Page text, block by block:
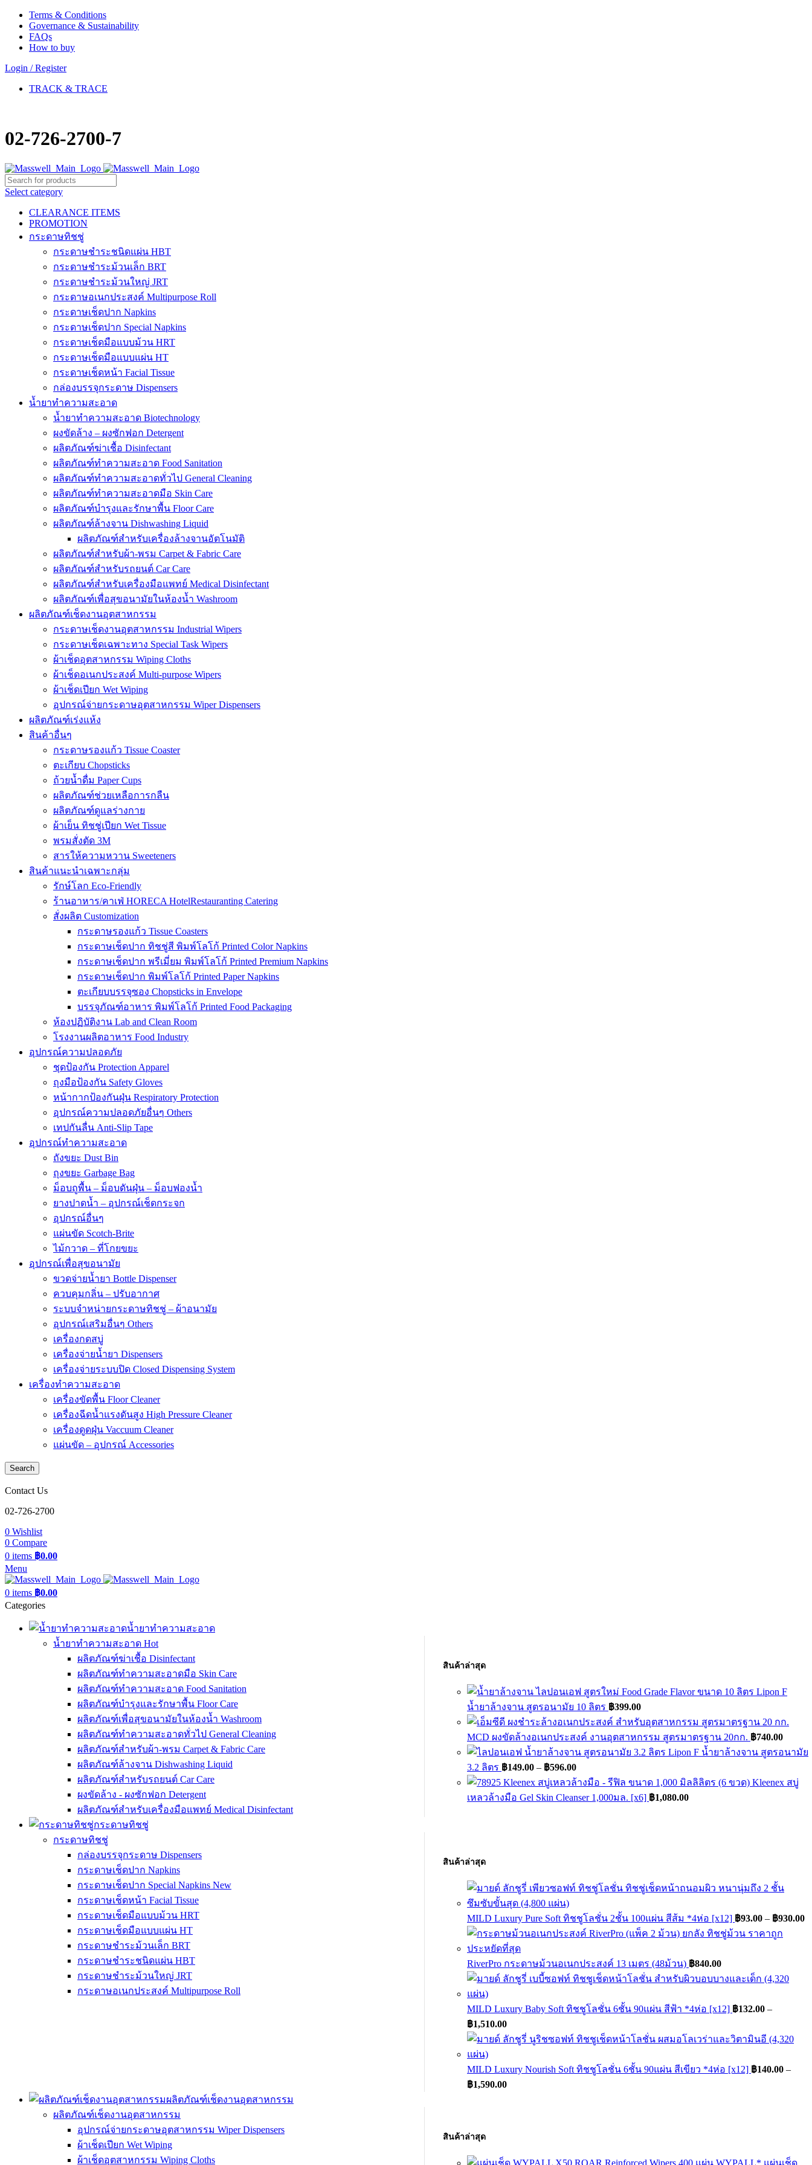
Terms & Conditions
Governance & Sustainability
FAQs
How to buy
Login / Register
TRACK & TRACE
02-726-2700-7
Select category
CLEARANCE ITEMS
PROMOTION
กระดาษทิชชู่
กระดาษชำระชนิดแผ่น HBT
กระดาษชำระม้วนเล็ก BRT
กระดาษชำระม้วนใหญ่ JRT
กระดาษอเนกประสงค์ Multipurpose Roll
กระดาษเช็ดปาก Napkins
กระดาษเช็ดปาก Special Napkins
กระดาษเช็ดมือแบบม้วน HRT
กระดาษเช็ดมือแบบแผ่น HT
กระดาษเช็ดหน้า Facial Tissue
กล่องบรรจุกระดาษ Dispensers
น้ำยาทำความสะอาด
น้ำยาทำความสะอาด Biotechnology
ผงขัดล้าง – ผงซักฟอก Detergent
ผลิตภัณฑ์ฆ่าเชื้อ Disinfectant
ผลิตภัณฑ์ทำความสะอาด Food Sanitation
ผลิตภัณฑ์ทำความสะอาดทั่วไป General Cleaning
ผลิตภัณฑ์ทำความสะอาดมือ Skin Care
ผลิตภัณฑ์บำรุงและรักษาพื้น Floor Care
ผลิตภัณฑ์ล้างจาน Dishwashing Liquid
ผลิตภัณฑ์สำหรับเครื่องล้างจานอัตโนมัติ
ผลิตภัณฑ์สำหรับผ้า-พรม Carpet & Fabric Care
ผลิตภัณฑ์สำหรับรถยนต์ Car Care
ผลิตภัณฑ์สำหรับเครื่องมือแพทย์ Medical Disinfectant
ผลิตภัณฑ์เพื่อสุขอนามัยในห้องน้ำ Washroom
ผลิตภัณฑ์เช็ดงานอุตสาหกรรม
กระดาษเช็ดงานอุตสาหกรรม Industrial Wipers
กระดาษเช็ดเฉพาะทาง Special Task Wipers
ผ้าเช็ดอุตสาหกรรม Wiping Cloths
ผ้าเช็ดอเนกประสงค์ Multi-purpose Wipers
ผ้าเช็ดเปียก Wet Wiping
อุปกรณ์จ่ายกระดาษอุตสาหกรรม Wiper Dispensers
ผลิตภัณฑ์เร่งแห้ง
สินค้าอื่นๆ
กระดาษรองแก้ว Tissue Coaster
ตะเกียบ Chopsticks
ถ้วยน้ำดื่ม Paper Cups
ผลิตภัณฑ์ช่วยเหลือการกลืน
ผลิตภัณฑ์ดูแลร่างกาย
ผ้าเย็น ทิชชู่เปียก Wet Tissue
พรมสั่งตัด 3M
สารให้ความหวาน Sweeteners
สินค้าแนะนำเฉพาะกลุ่ม
รักษ์โลก Eco-Friendly
ร้านอาหาร/คาเฟ่ HORECA HotelRestauranting Catering
สั่งผลิต Customization
กระดาษรองแก้ว Tissue Coasters
กระดาษเช็ดปาก ทิชชู่สี พิมพ์โลโก้ Printed Color Napkins
กระดาษเช็ดปาก พรีเมี่ยม พิมพ์โลโก้ Printed Premium Napkins
กระดาษเช็ดปาก พิมพ์โลโก้ Printed Paper Napkins
ตะเกียบบรรจุซอง Chopsticks in Envelope
บรรจุภัณฑ์อาหาร พิมพ์โลโก้ Printed Food Packaging
ห้องปฏิบัติงาน Lab and Clean Room
โรงงานผลิตอาหาร Food Industry
อุปกรณ์ความปลอดภัย
ชุดป้องกัน Protection Apparel
ถุงมือป้องกัน Safety Gloves
หน้ากากป้องกันฝุ่น Respiratory Protection
อุปกรณ์ความปลอดภัยอื่นๆ Others
เทปกันลื่น Anti-Slip Tape
อุปกรณ์ทำความสะอาด
ถังขยะ Dust Bin
ถุงขยะ Garbage Bag
ม็อบถูพื้น – ม็อบดันฝุ่น – ม็อบฟองน้ำ
ยางปาดน้ำ – อุปกรณ์เช็ดกระจก
อุปกรณ์อื่นๆ
แผ่นขัด Scotch-Brite
ไม้กวาด – ที่โกยขยะ
อุปกรณ์เพื่อสุขอนามัย
ขวดจ่ายน้ำยา Bottle Dispenser
ควบคุมกลิ่น – ปรับอากาศ
ระบบจำหน่ายกระดาษทิชชู่ – ผ้าอนามัย
อุปกรณ์เสริมอื่นๆ Others
เครื่องกดสบู่
เครื่องจ่ายน้ำยา Dispensers
เครื่องจ่ายระบบปิด Closed Dispensing System
เครื่องทำความสะอาด
เครื่องขัดพื้น Floor Cleaner
เครื่องฉีดน้ำแรงดันสูง High Pressure Cleaner
เครื่องดูดฝุ่น Vaccuum Cleaner
แผ่นขัด – อุปกรณ์ Accessories
Search
Contact Us
02-726-2700
0 Wishlist
0 Compare
0 items ฿0.00
Menu
0 items ฿0.00
Categories
น้ำยาทำความสะอาด
น้ำยาทำความสะอาด Hot
ผลิตภัณฑ์ฆ่าเชื้อ Disinfectant
ผลิตภัณฑ์ทำความสะอาดมือ Skin Care
ผลิตภัณฑ์ทำความสะอาด Food Sanitation
ผลิตภัณฑ์บำรุงและรักษาพื้น Floor Care
ผลิตภัณฑ์เพื่อสุขอนามัยในห้องน้ำ Washroom
ผลิตภัณฑ์ทำความสะอาดทั่วไป General Cleaning
ผลิตภัณฑ์สำหรับผ้า-พรม Carpet & Fabric Care
ผลิตภัณฑ์ล้างจาน Dishwashing Liquid
ผลิตภัณฑ์สำหรับรถยนต์ Car Care
ผงขัดล้าง - ผงซักฟอก Detergent
ผลิตภัณฑ์สำหรับเครื่องมือแพทย์ Medical Disinfectant
สินค้าล่าสุด
Lipon F
น้ำยาล้างจาน สูตรอนามัย 10 ลิตร ฿399.00
MCD ผงขัดล้างอเนกประสงค์ งานอุตสาหกรรม สูตรมาตรฐาน 20กก. ฿740.00
Lipon F น้ำยาล้างจาน สูตรอนามัย
3.2 ลิตร ฿149.00 – ฿596.00Price
range:
฿149.00
through
Kleenex สบู่
เหลวล้างมือ Gel Skin Cleanser 1,000มล. [x6] ฿1,080.00
กระดาษทิชชู่
กระดาษทิชชู่
กล่องบรรจุกระดาษ Dispensers
กระดาษเช็ดปาก Napkins
กระดาษเช็ดปาก Special Napkins New
กระดาษเช็ดหน้า Facial Tissue
กระดาษเช็ดมือแบบม้วน HRT
กระดาษเช็ดมือแบบแผ่น HT
กระดาษชำระม้วนเล็ก BRT
กระดาษชำระชนิดแผ่น HBT
กระดาษชำระม้วนใหญ่ JRT
กระดาษอเนกประสงค์ Multipurpose Roll
สินค้าล่าสุด
MILD Luxury Pure Soft ทิชชูโลชั่น 2ชั้น 100แผ่น สีส้ม *4ห่อ [x12] ฿93.00 – ฿930.00
RiverPro กระดาษม้วนอเนกประสงค์ 13 เมตร (48ม้วน) ฿840.00
MILD Luxury Baby Soft ทิชชูโลชั่น 6ชั้น 90แผ่น สีฟ้า *4ห่อ [x12] ฿132.00 –
฿1,510.00Price
range:
฿132.00
฿1,510.00
MILD Luxury Nourish Soft ทิชชูโลชั่น 6ชั้น 90แผ่น สีเขียว *4ห่อ [x12] ฿140.00 –
฿1,590.00Price
ผลิตภัณฑ์เช็ดงานอุตสาหกรรม
ผลิตภัณฑ์เช็ดงานอุตสาหกรรม
อุปกรณ์จ่ายกระดาษอุตสาหกรรม Wiper Dispensers
ผ้าเช็ดเปียก Wet Wiping
ผ้าเช็ดอุตสาหกรรม Wiping Cloths
สินค้าล่าสุด
WYPALL* แผ่นเช็ด